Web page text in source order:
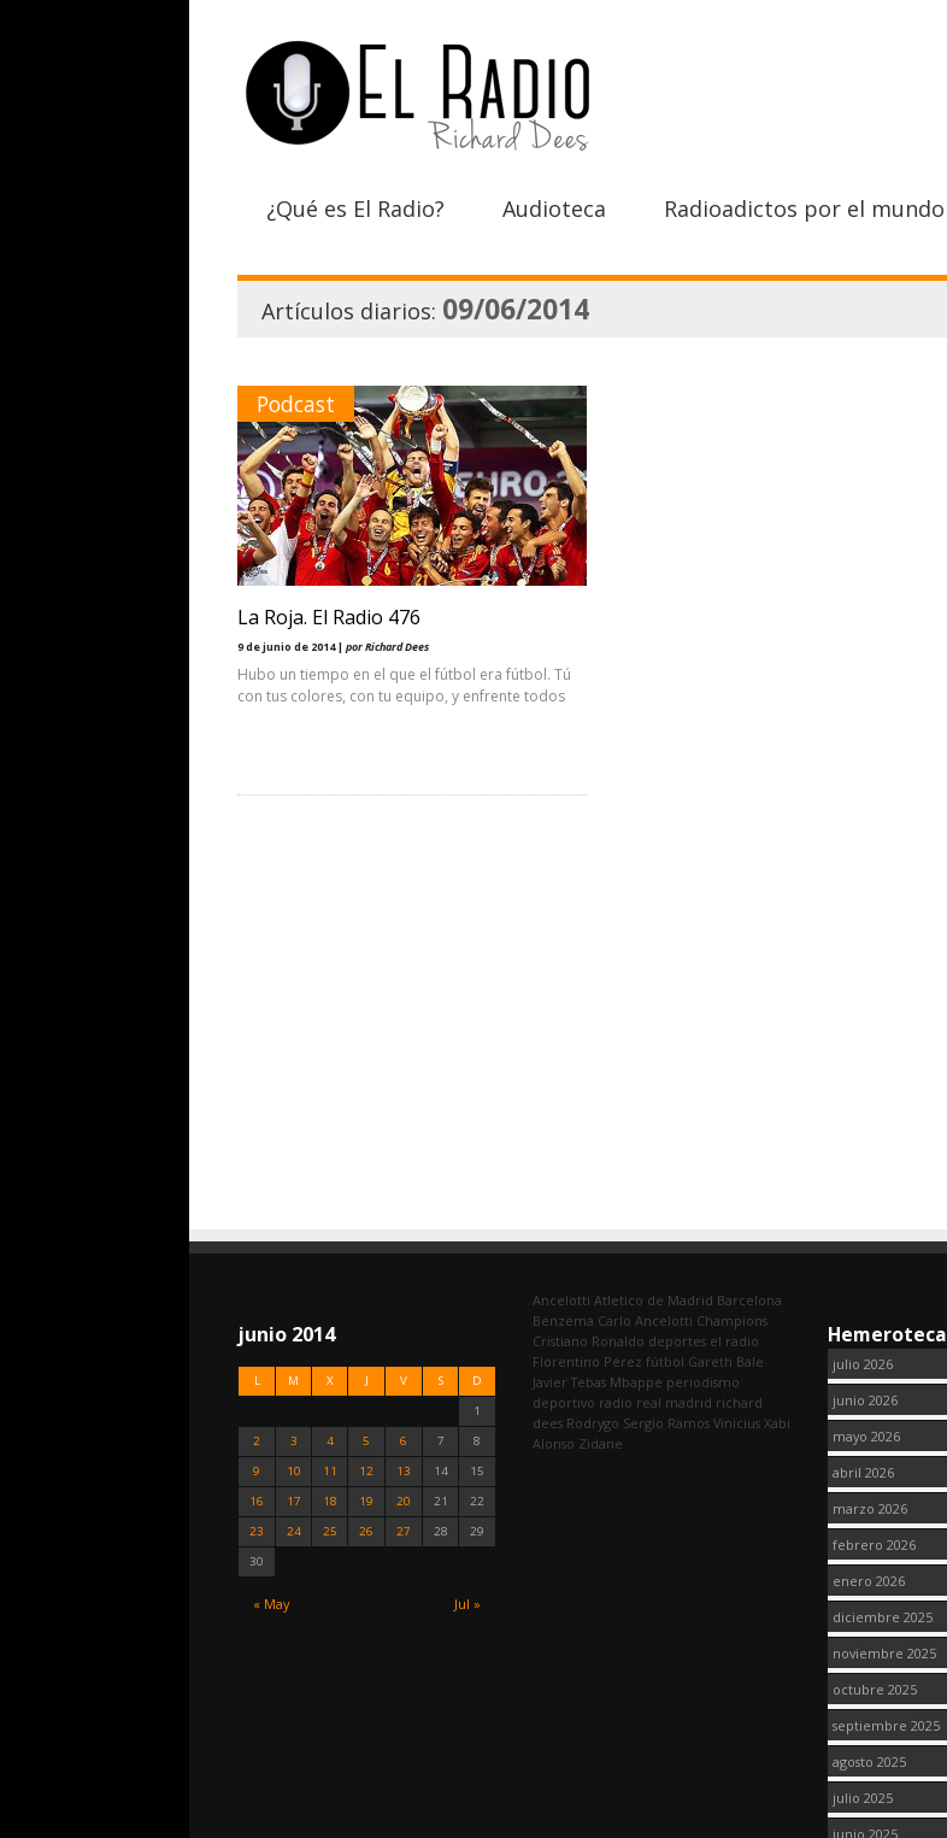
¿Qué es El Radio? Audioteca Radioadictos por el mundo
Artículos diarios: 09/06/2014
Podcast
La Roja. El Radio 476
9 de junio de 2014 | por Richard Dees
Hubo un tiempo en el que el fútbol era fútbol. Tú
con tus colores, con tu equipo, y enfrente todos
junio 2014
L M X J V S D
« May Jul »
1
2
3 4 5 6 7
8
9
10 11 12 13 14
15
16
17 18 19 20 21
22
23
24 25 26 27 28
29
30
Ancelotti Atletico de Madrid Barcelona
Benzema Carlo Ancelotti Champions
Cristiano Ronaldo deportes el radio
Florentino Pérez fútbol Gareth Bale
Javier Tebas Mbappe periodismo
deportivo radio real madrid richard
dees Rodrygo Sergio Ramos Vinicius Xabi
Alonso Zidane
Hemeroteca
julio 2026
junio 2026
mayo 2026
abril 2026
marzo 2026
febrero 2026
enero 2026
diciembre 2025
noviembre 2025
octubre 2025
septiembre 2025
agosto 2025
julio 2025
junio 2025